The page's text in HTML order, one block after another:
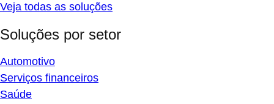
Veja todas as soluções
Soluções por setor
Automotivo
Serviços financeiros
Saúde